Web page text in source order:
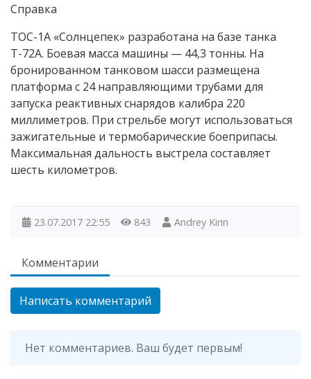
Справка
ТОС-1А «Солнцепек» разработана на базе танка
Т-72А. Боевая масса машины — 44,3 тонны. На
бронированном танковом шасси размещена
платформа с 24 направляющими трубами для
запуска реактивных снарядов калибра 220
миллиметров. При стрельбе могут использоваться
зажигательные и термобарические боеприпасы.
Максимальная дальность выстрела составляет
шесть километров.
23.07.2017 22:55 843 Andrey Kirin
Комментарии
Написать комментарий
Нет комментариев. Ваш будет первым!